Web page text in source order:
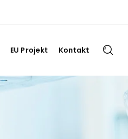
EU Projekt Kontakt